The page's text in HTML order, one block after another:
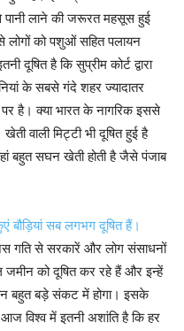
पानी लाने की जरूरत महसूस हुई
को पशुओं सहित पलायन
दूषित है कि सुप्रीम कोर्ट द्वारा
के सबसे गंदे शहर ज्यादातर
है। क्या भारत के नागरिक इससे
वाली मिट्टी भी दूषित हुई है
बहुत सघन खेती होती है जैसे पंजाब
बौड़ियां सब लगभग दूषित हैं।
गति से सरकारें और लोग संसाधनों
को दूषित कर रहे हैं और इन्हें
बहुत बड़े संकट में होगा। इसके
विश्व में इतनी अशांति है कि हर